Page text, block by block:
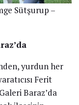
Sütşurup –
yurdun her
Ferit
Baraz’da